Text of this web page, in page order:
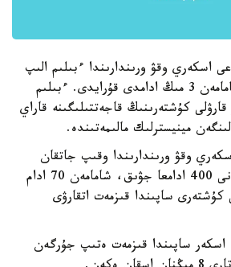
اسكەري وقۋ ورىندارىندا ءبىلىم الىپ
جاتقانداردىڭ سانى شامامەن 3 مىڭ ادامدى قۇرايدى. ءبىلىم
كۇشتەرىنىڭ قاجەتتىلىگىنە قاراي
مينيسترلىك مالىمەتىندە.
وقۋ ورىندارىندا وقىپ جاتقان
قازاقستاندىقتاردىڭ سانى 400 ادامعا جۋىق، شامامەن 70 ادام
كۇشتەرى ساپىندا قىزمەت اتقارۋى
اسكەر ساپىندا قىزمەت ەتىپ جۇرگەن